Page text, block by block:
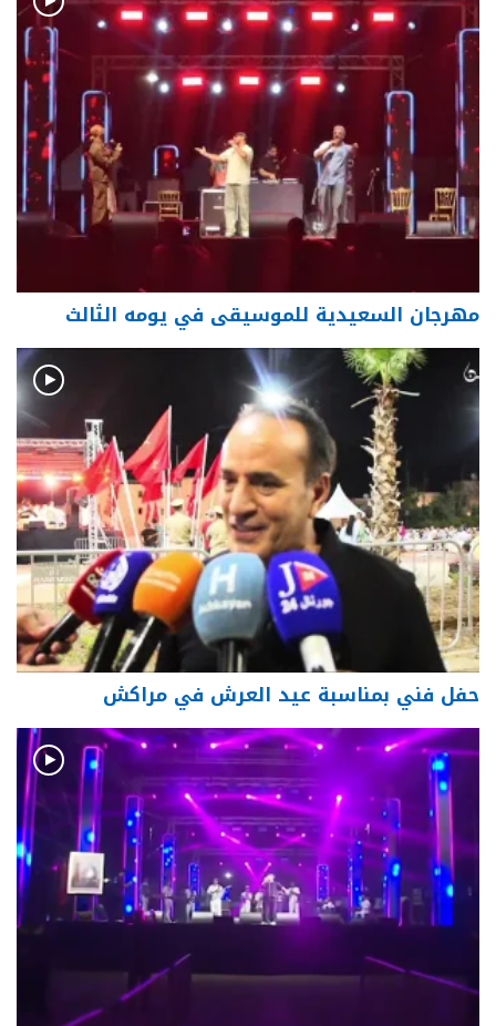
مهرجان السعيدية للموسيقى في يومه الثالث
حفل فني بمناسبة عيد العرش في مراكش